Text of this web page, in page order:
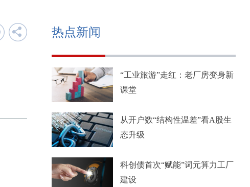
热点新闻
“工业旅游”走红：老厂房变身新
课堂
从开户数“结构性温差”看A股生
态升级
科创债首次“赋能”词元算力工厂
建设